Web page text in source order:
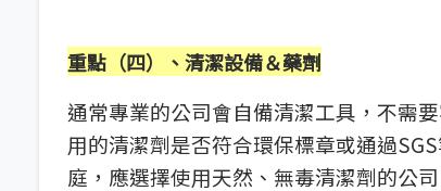
重點（四）、清潔設備＆藥劑
通常專業的公司會自備清潔工具，不需
用的清潔劑是否符合環保標章或通過
庭，應選擇使用天然、無毒清潔劑的公司